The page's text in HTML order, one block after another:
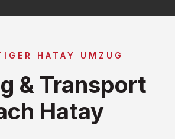
HATAY UMZUG
& Transport
Hatay